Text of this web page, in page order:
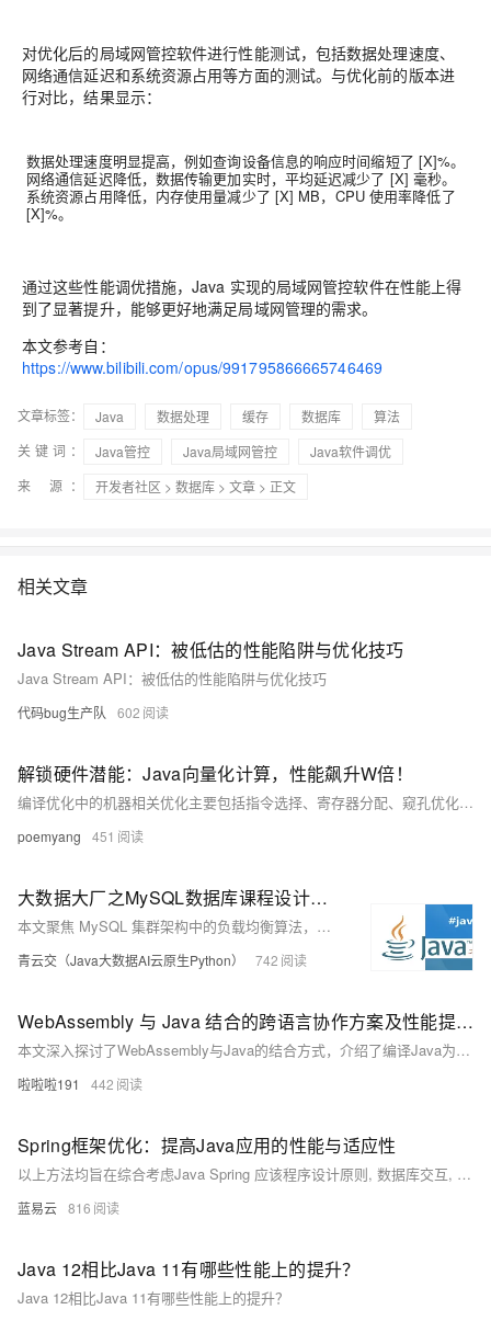
对优化后的局域网管控软件进行性能测试，包括数据处理速度、
网络通信延迟和系统资源占用等方面的测试。与优化前的版本进
行对比，结果显示：
数据处理速度明显提高，例如查询设备信息的响应时间缩短了 [X]%。
网络通信延迟降低，数据传输更加实时，平均延迟减少了 [X] 毫秒。
系统资源占用降低，内存使用量减少了 [X] MB，CPU 使用率降低了
[X]%。
通过这些性能调优措施，Java 实现的局域网管控软件在性能上得
到了显著提升，能够更好地满足局域网管理的需求。
本文参考自：
https://www.bilibili.com/opus/991795866665746469
文章标签： Java 数据处理 缓存 数据库
算法
关键词：
Java管控 Java局域网管控
Java软件调优
来 源：
开发者社区 > 数据库 > 文章 > 正文
相关文章
Java Stream API：被低估的性能陷阱与优化技巧
Java Stream API：被低估的性能陷阱与优化技巧
代码bug生产队 602
解锁硬件潜能：Java向量化计算，性能飙升W倍！
编译优化中的机器相关优化主要包括指令选择、寄存器分配、窥孔优化等，发生在编译后端，需考虑目标平台的指令集、寄存器、SIMD支持等硬件特性。向量化计算利用SIMD技术，实现数据级并行，大幅提升性能，尤其适用于图像处理、机器学习等领域。Java通过自动向量化和显式向量API（JDK 22标准）支持该技术。
poemyang 451
大数据大厂之MySQL数据库课程设计：揭秘MySQL集群架构负载均衡核心算法：从理论到Java代码实战，让你的数据库性能飙升！
本文聚焦 MySQL 集群架构中的负载均衡算法，阐述其重要性。详细介绍轮询、加权轮询、最少连接、加权最少连接、随机、源地址哈希等常用算法，分析各自优缺点及适用场景。并提供 Java 语言代码实现示例，助力直观理解。文章结构清晰，语言通俗易懂，对理解和应用负载均衡算法具有实用价值和参考价值。
青云交（Java大数据AI云原生Python） 742
WebAssembly 与 Java 结合的跨语言协作方案及性能提升策略研究
本文深入探讨了WebAssembly与Java的结合方式，介绍了编译Java为Wasm模块、在Java中运行Wasm、云原生集成等技术方案，并通过金融分析系统的应用实例展示了其高性能、低延迟、跨平台等优势。结合TeaVM、JWebAssembly、GraalVM、Wasmer Java等工具，帮助开发者提升应用性能与开发效率，适用于Web前端、服务器端及边缘计算等场景。
啦啦啦191 442
Spring框架优化：提高Java应用的性能与适应性
以上方法均旨在综合考虑Java Spring 应该程序设计原则, 数据库交互, 编码实践和系统架构布局等多角度因素, 旨在达到高效稳定运转目标同时也易于未来扩展.
蓝易云 816
Java 12相比Java 11有哪些性能上的提升？
Java 12相比Java 11有哪些性能上的提升？